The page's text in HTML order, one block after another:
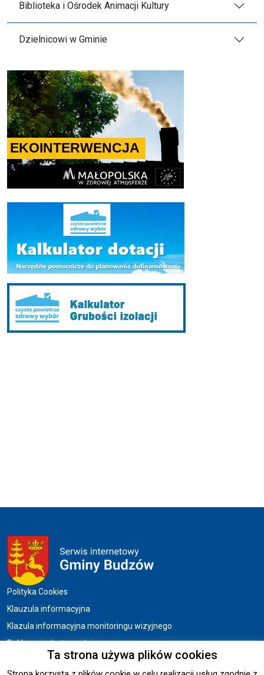
Biblioteka i Ośrodek Animacji Kultury
Dzielnicowi w Gminie
Menu w stopce
Polityka Cookies
Klauzula informacyjna
Klazula informacyjna monitoringu wizyjnego
Deklaracja dostępności
Ta strona używa plików cookies